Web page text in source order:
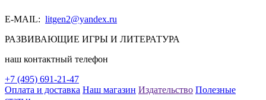
E-MAIL: litgen2@yandex.ru
РАЗВИВАЮЩИЕ ИГРЫ И ЛИТЕРАТУРА
наш контактный телефон
+7 (495) 691-21-47
Оплата и доставка Наш магазин Издательство Полезные